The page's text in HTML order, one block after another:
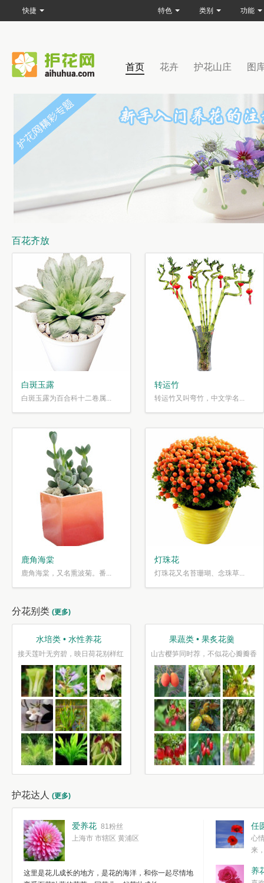
首页 花卉 护花山庄 图
百花齐放
白斑玉露
白斑玉露为百合科十二卷属...
转运竹
转运竹又叫弯竹，中文学名...
鹿角海棠
鹿角海棠，又名熏波菊。番...
灯珠花
灯珠花又名苔珊瑚、念珠草...
分花别类 (更多)
叶类 • 枝繁叶茂
枫林晚，霜叶红于二月花
趣味类 • 奇花异草
水光潋滟花方好,山色空蒙枝亦奇 千片
护花达人 (更多)
爱养花 81粉丝
上海市 市辖区 黄浦区
这里是花儿成长的地方，是花的海洋，和你一起尽情地
任
心
来
简单愉快的心
养
快捷 特色 类别 功能